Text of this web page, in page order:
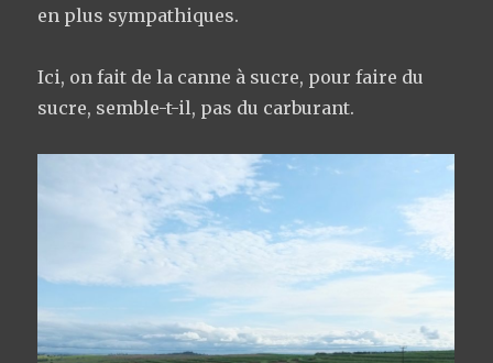
en plus sympathiques.
Ici, on fait de la canne à sucre, pour faire du
sucre, semble-t-il, pas du carburant.